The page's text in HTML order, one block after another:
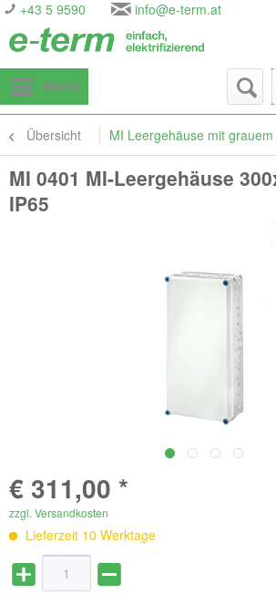
+43 5 9590 info@e-term.at
Menü
Übersicht MI Leergehäuse mit grauem
MI 0401 MI-Leergehäuse
IP65
€ 311,00 *
zzgl. Versandkosten
Lieferzeit 10 Werktage